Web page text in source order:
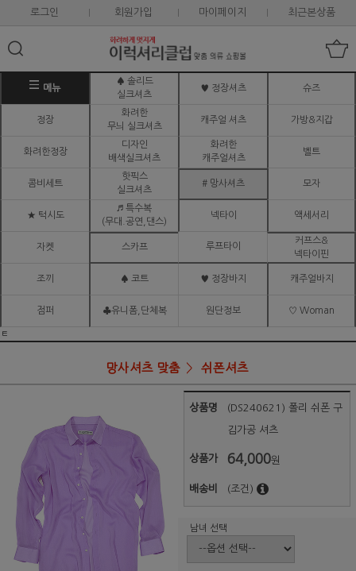
로그인 회원가입 마이페이지 최근본상품
메뉴
♠ 솔리드
실크셔츠
♥ 정장셔츠 슈즈
정장
화려한
무늬 실크셔츠
캐주얼 셔츠 가방&지갑
화려한정장
디자인
배색실크셔츠
화려한
캐주얼셔츠
벨트
콤비세트
핫픽스
실크셔츠
# 망사셔츠 모자
★ 턱시도
♬ 특수복
(무대.공연,댄스)
넥타이 액세서리
자켓 스카프 루프타이
커프스&
넥타이핀
조끼 ♠ 코트 ♥ 정장바지 캐주얼바지
점퍼 ♣유니폼,단체복 원단정보 ♡ Woman
ㅌ
망사셔츠 맞춤 쉬폰셔츠
상품명 (DS240621) 폴리 쉬폰 구
김가공 셔츠
상품가 64,000원
배송비 (조건)
남녀 선택